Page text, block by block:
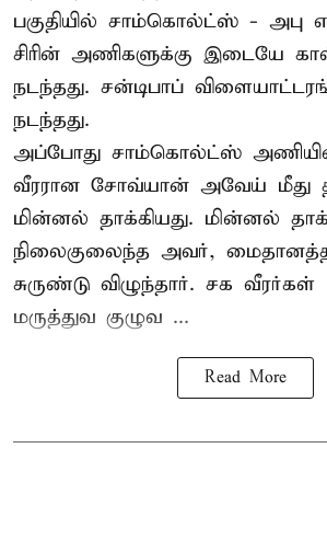
பகுதியில் சாம்கொல்ட்ஸ் -
சிரின் அணிகளுக்கு இடையே
நடந்தது. சன்டிபாப்
நடந்தது.
அப்போது சாம்கொல்ட்ஸ்
வீரரான சோவ்யான் அவேய் மீது
மின்னல் தாக்கியது. மின்னல்
நிலைகுலைந்த அவர்,
சுருண்டு விழுந்தார். சக
மருத்துவ குழுவ ...
Read More